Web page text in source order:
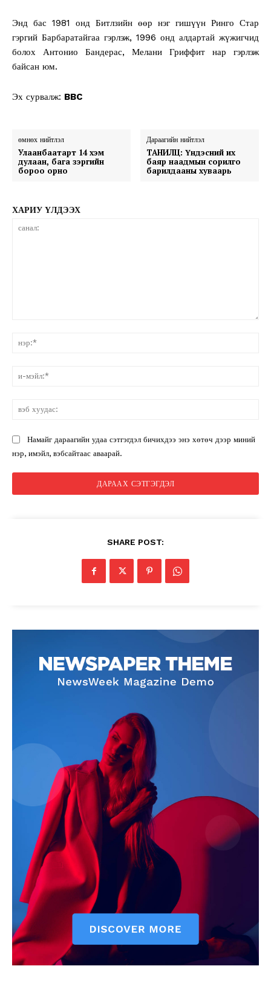
News Week
Magazine PRO
Энд бас 1981 онд Битлзийн өөр нэг гишүүн Ринго Стар
гэргий Барбаратайгаа гэрлэж, 1996 онд алдартай жүжигчид
болох Антонио Бандерас, Мелани Гриффит нар гэрлэж
байсан юм.
Эх сурвалж: BBC
өмнөх нийтлэл
Улаанбаатарт 14 хэм
дулаан, бага зэргийн
бороо орно
Дараагийн нийтлэл
ТАНИЛЦ: Үндэсний их
баяр наадмын сорилго
барилдааны хуваарь
ХАРИУ ҮЛДЭЭХ
Намайг дараагийн удаа сэтгэгдэл бичихдээ энэ хөтөч дээр миний
нэр, имэйл, вэбсайтаас аваарай.
SHARE POST: